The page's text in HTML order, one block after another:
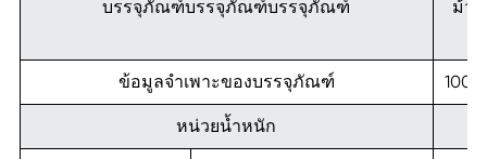
บรรจุภัณฑ์บรรจุภัณฑ์บรรจุภัณฑ์ ม้ว
ข้อมูลจำเพาะของบรรจุภัณฑ์
หน่วยน้ำหนัก